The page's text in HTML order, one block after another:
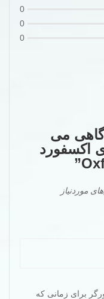
0
0
0
می
اکسفورد
موردنیاز
برای زمانی که